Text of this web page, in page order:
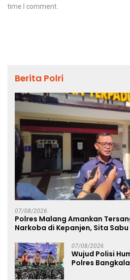
time I comment.
Berita Polri
07/08/2026
Polres Malang Amankan
Narkoba di Kepanjen, Sita
07/08/2026
Wujud Polisi Humanis,
Polres